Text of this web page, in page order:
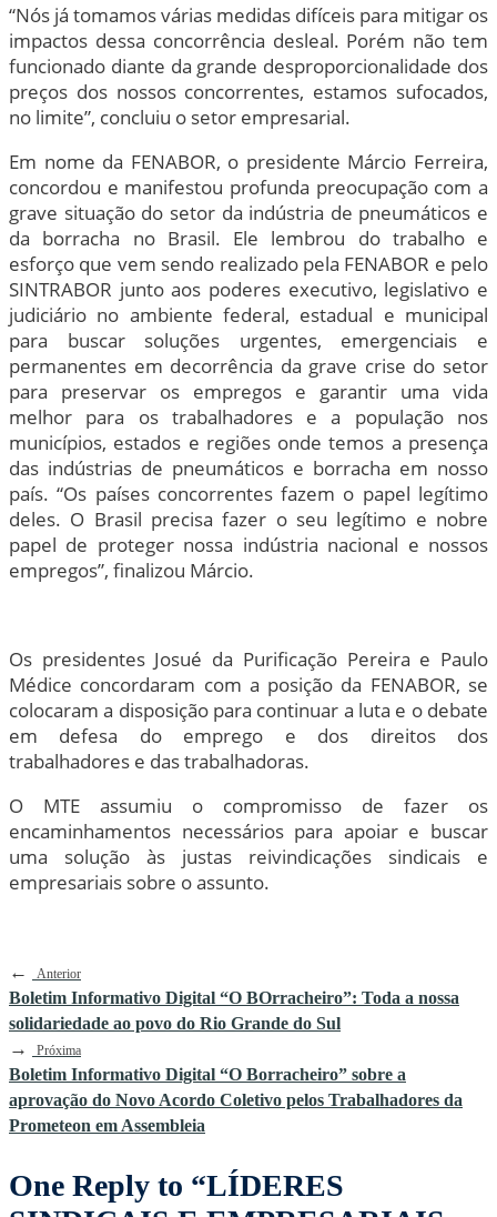
“Nós já tomamos várias medidas difíceis para mitigar os
impactos dessa concorrência desleal. Porém não tem
funcionado diante da grande desproporcionalidade dos
preços dos nossos concorrentes, estamos sufocados,
no limite”, concluiu o setor empresarial.
Em nome da FENABOR, o presidente Márcio Ferreira,
concordou e manifestou profunda preocupação com a
grave situação do setor da indústria de pneumáticos e
da borracha no Brasil. Ele lembrou do trabalho e
esforço que vem sendo realizado pela FENABOR e pelo
SINTRABOR junto aos poderes executivo, legislativo e
judiciário no ambiente federal, estadual e municipal
para buscar soluções urgentes, emergenciais e
permanentes em decorrência da grave crise do setor
para preservar os empregos e garantir uma vida
melhor para os trabalhadores e a população nos
municípios, estados e regiões onde temos a presença
das indústrias de pneumáticos e borracha em nosso
país. “Os países concorrentes fazem o papel legítimo
deles. O Brasil precisa fazer o seu legítimo e nobre
papel de proteger nossa indústria nacional e nossos
empregos”, finalizou Márcio.
Os presidentes Josué da Purificação Pereira e Paulo
Médice concordaram com a posição da FENABOR, se
colocaram a disposição para continuar a luta e o debate
em defesa do emprego e dos direitos dos
trabalhadores e das trabalhadoras.
O MTE assumiu o compromisso de fazer os
encaminhamentos necessários para apoiar e buscar
uma solução às justas reivindicações sindicais e
empresariais sobre o assunto.
← Anterior
Boletim Informativo Digital “O BOrracheiro”: Toda a nossa
solidariedade ao povo do Rio Grande do Sul
→ Próxima
Boletim Informativo Digital “O Borracheiro” sobre a
aprovação do Novo Acordo Coletivo pelos Trabalhadores da
Prometeon em Assembleia
One Reply to “LÍDERES